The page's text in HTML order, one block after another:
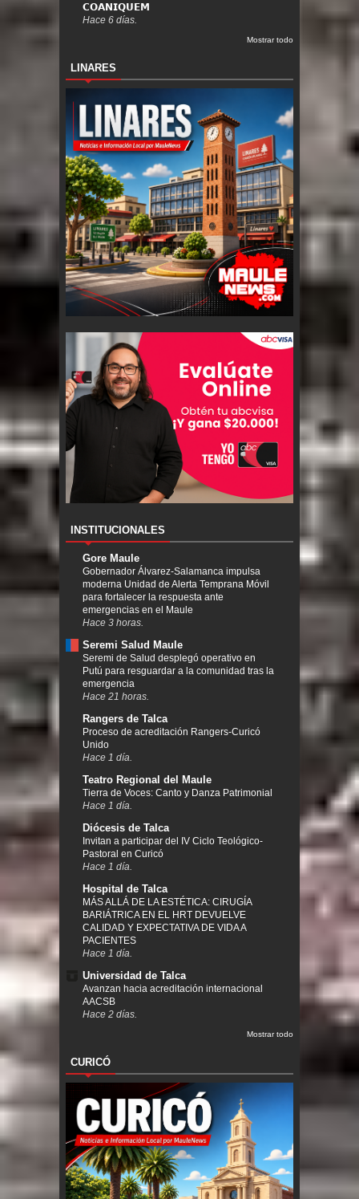
𝗖𝗢𝗔𝗡𝗜𝗤𝗨𝗘𝗠
Hace 6 días.
Mostrar todo
LINARES
INSTITUCIONALES
Gore Maule
Gobernador Álvarez-Salamanca impulsa
moderna Unidad de Alerta Temprana Móvil
para fortalecer la respuesta ante
emergencias en el Maule
Hace 3 horas.
Seremi Salud Maule
Seremi de Salud desplegó operativo en
Putú para resguardar a la comunidad tras la
emergencia
Hace 21 horas.
Rangers de Talca
Proceso de acreditación Rangers-Curicó
Unido
Hace 1 día.
Teatro Regional del Maule
Tierra de Voces: Canto y Danza Patrimonial
Hace 1 día.
Diócesis de Talca
Invitan a participar del IV Ciclo Teológico-
Pastoral en Curicó
Hace 1 día.
Hospital de Talca
MÁS ALLÁ DE LA ESTÉTICA: CIRUGÍA
BARIÁTRICA EN EL HRT DEVUELVE
CALIDAD Y EXPECTATIVA DE VIDA A
PACIENTES
Hace 1 día.
Universidad de Talca
Avanzan hacia acreditación internacional
AACSB
Hace 2 días.
Mostrar todo
CURICÓ